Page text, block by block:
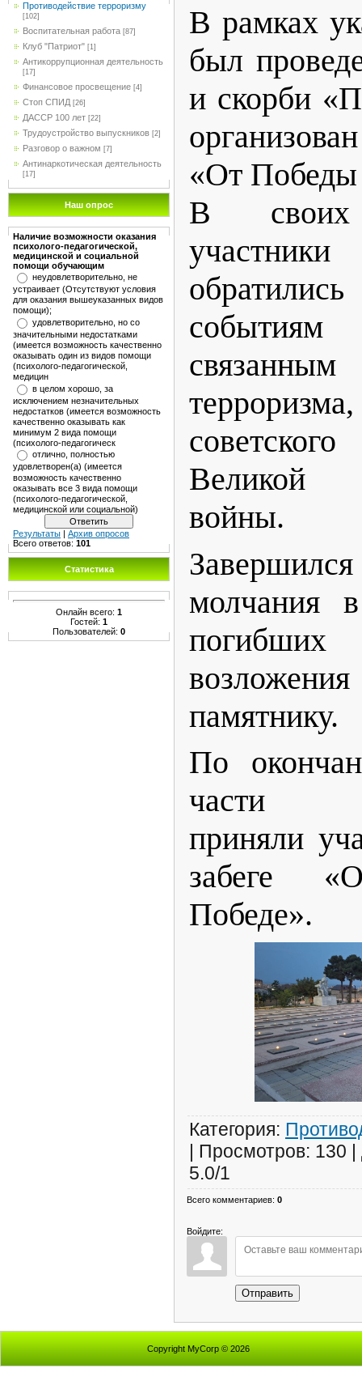
Противодействие терроризму
[102]
Воспитательная работа [87]
Клуб "Патриот" [1]
Антикоррупционная деятельность
[17]
Финансовое просвещение [4]
Стоп СПИД [26]
ДАССР 100 лет [22]
Трудоустройство выпускников [2]
Разговор о важном [7]
Антинаркотическая деятельность
[17]
Наш опрос
Наличие возможности оказания
психолого-педагогической,
медицинской и социальной
помощи обучающим
неудовлетворительно, не
устраивает (Отсутствуют условия
для оказания вышеуказанных видов
помощи);
удовлетворительно, но со
значительными недостатками
(имеется возможность качественно
оказывать один из видов помощи
(психолого-педагогической,
медицин
в целом хорошо, за
исключением незначительных
недостатков (имеется возможность
качественно оказывать как
минимум 2 вида помощи
(психолого-педагогическ
отлично, полностью
удовлетворен(а) (имеется
возможность качественно
оказывать все 3 вида помощи
(психолого-педагогической,
медицинской или социальной)
Результаты
Архив опросов
Всего ответов: 101
Статистика
Онлайн всего: 1
Гостей: 1
Пользователей: 0
️В рамках
был
и скорби
«От Победы
В своих
Великой
войны.
молчания
памятнику.
️По
части
приняли
забеге
Победе».
Категория:
| Просмотров: 130 |
5.0/1
Всего комментариев: 0
Войдите:
Отправить
Copyright MyCorp © 2026